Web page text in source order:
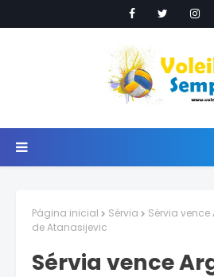
Página inicial Sérvia
Sérvia
de Atanasijevic
Sérvia vence